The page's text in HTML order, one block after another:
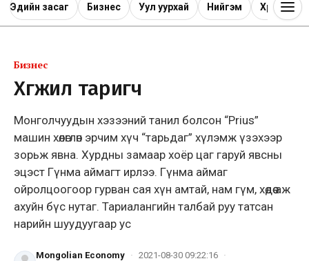
Эдийн засаг Бизнес Уул уурхай Нийгэм Хөрөнгө
Бизнес
Хөгжил таригч
Монголчуудын хэзээний танил болсон “Prius”
машин хөлөглөн эрчим хүч “тарьдаг” хүлэмж үзэхээр
зорьж явна. Хурдны замаар хоёр цаг гаруй явсны
эцэст Гүнма аймагт ирлээ. Гүнма аймаг
ойролцоогоор гурван сая хүн амтай, нам гүм, хөдөө аж
ахуйн бүс нутаг. Тариалангийн талбай руу татсан
нарийн шуудуугаар ус
Mongolian Economy · 2021-08-30 09:22:16 ·